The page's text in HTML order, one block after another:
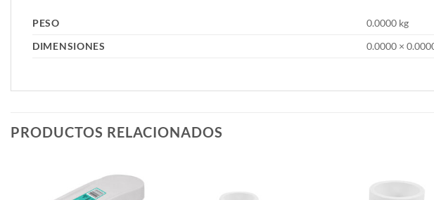
PESO
0.0000 kg
DIMENSIONES
0.0000 ×
PRODUCTOS RELACIONADOS